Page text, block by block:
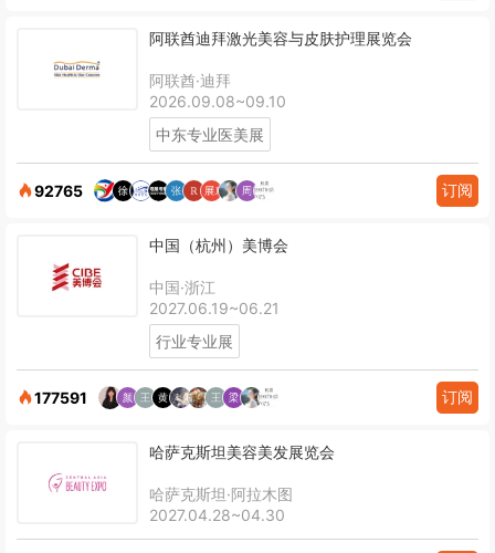
阿联酋迪拜激光美容与皮肤护理展览会
阿联酋·迪拜
2026.09.08~09.10
中东专业医美展
92765 订阅
中国（杭州）美博会
中国·浙江
2027.06.19~06.21
行业专业展
177591 订阅
哈萨克斯坦美容美发展览会
哈萨克斯坦·阿拉木图
2027.04.28~04.30